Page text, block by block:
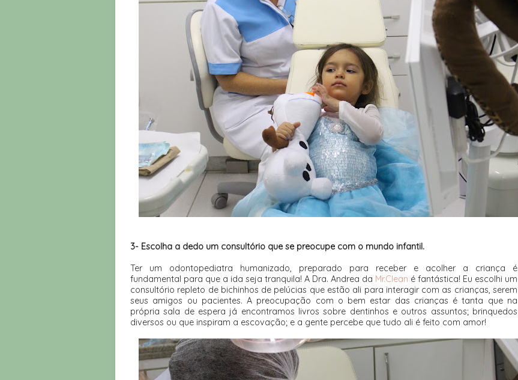
3- Escolha a dedo um consultório que se preocupe com o mundo infantil.
Ter um odontopediatra humanizado, preparado para receber e acolher a criança é
fundamental para que a ida seja tranquila! A Dra. Andrea da Mr.Clean é fantástica! Eu escolhi um
consultório repleto de bichinhos de pelúcias que estão ali para interagir com as crianças, serem
seus amigos ou pacientes. A preocupação com o bem estar das crianças é tanta que na
própria sala de espera já encontramos livros sobre dentinhos e outros assuntos; brinquedos
diversos ou que inspiram a escovação; e a gente percebe que tudo ali é feito com amor!